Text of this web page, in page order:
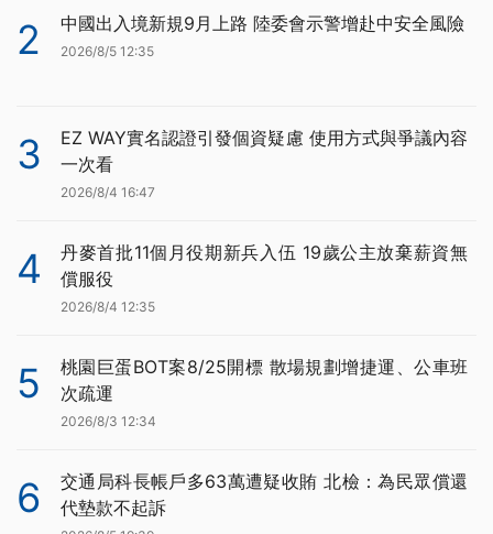
2 中國出入境新規9月上路 陸委會示警增赴中安全風險
2026/8/5 12:35
3
EZ WAY實名認證引發個資疑慮 使用方式與爭議內容
一次看
2026/8/4 16:47
4
丹麥首批11個月役期新兵入伍 19歲公主放棄薪資無
償服役
2026/8/4 12:35
5
桃園巨蛋BOT案8/25開標 散場規劃增捷運、公車班
次疏運
2026/8/3 12:34
6
交通局科長帳戶多63萬遭疑收賄 北檢：為民眾償還
代墊款不起訴